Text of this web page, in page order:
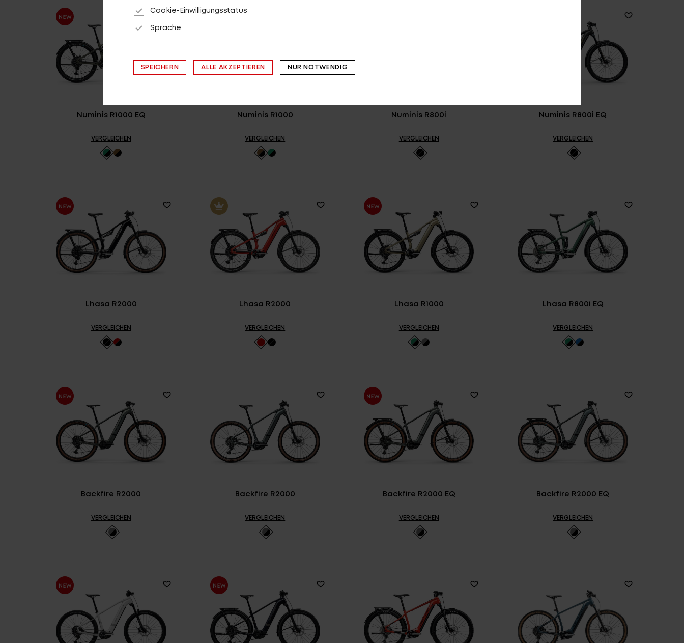
Numinis R1000 EQ
VERGLEICHEN
Numinis R1000
VERGLEICHEN
Numinis R800i
VERGLEICHEN
Numinis R800i EQ
VERGLEICHEN
Lhasa R2000
VERGLEICHEN
Lhasa R2000
VERGLEICHEN
Lhasa R1000
VERGLEICHEN
Lhasa R800i EQ
VERGLEICHEN
Backfire R2000
VERGLEICHEN
Backfire R2000
VERGLEICHEN
Backfire R2000 EQ
VERGLEICHEN
Backfire R2000 EQ
VERGLEICHEN
Cookie-Einwilligungsstatus
Sprache
SPEICHERN ALLE AKZEPTIEREN NUR NOTWENDIG